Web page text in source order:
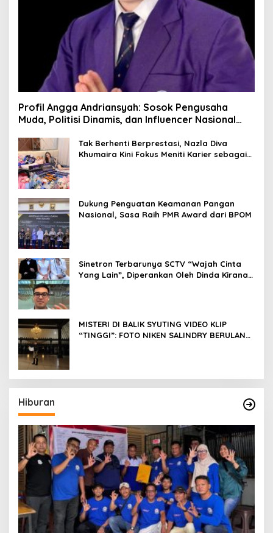
Profil Angga Andriansyah: Sosok Pengusaha
Muda, Politisi Dinamis, dan Influencer Nasional
Tak Berhenti Berprestasi, Nazla Diva
Khumaira Kini Fokus Meniti Karier sebagai
Dukung Penguatan Keamanan Pangan
Nasional, Sasa Raih PMR Award dari BPOM
Sinetron Terbarunya SCTV “Wajah Cinta
Yang Lain”, Diperankan Oleh Dinda Kirana,
MISTERI DI BALIK SYUTING VIDEO KLIP
“TINGGI”: FOTO NIKEN SALINDRY BERULANG
Hiburan